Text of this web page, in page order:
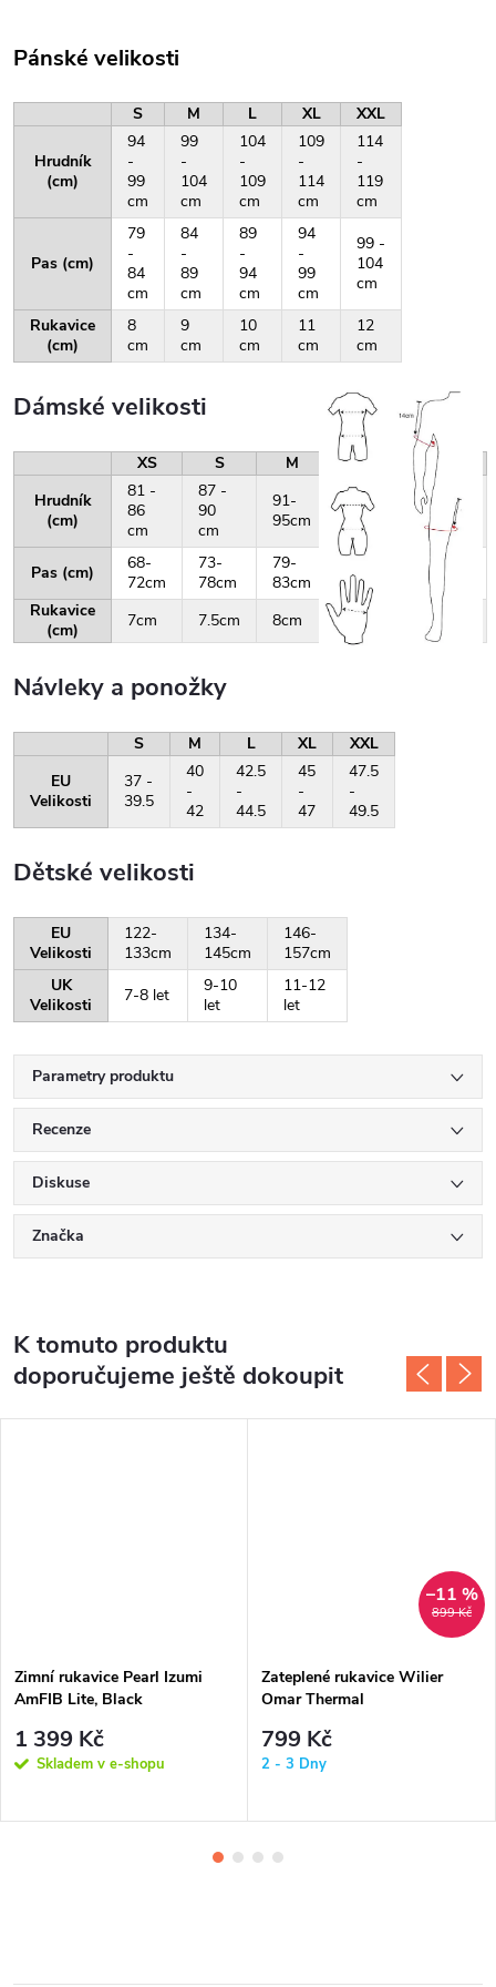
Pánské velikosti
S M L XL XXL
Hrudník
(cm)
94
-
99
cm
99
-
104
cm
104
-
109
cm
109
-
114
cm
114
-
119
cm
Pas (cm)
79
-
84
cm
84
-
89
cm
89
-
94
cm
94
-
99
cm
99 -
104
cm
Rukavice
(cm)
8
cm
9
cm
10
cm
11
cm
12
cm
Dámské velikosti
XS S M L
XL
Hrudník
(cm)
81 -
86
cm
87 -
90
cm
91-
95cm
96-
100cm
101-
105cm
Pas (cm)
68-
72cm
73-
78cm
79-
83cm
84-
87cm
88-
92cm
Rukavice
(cm)
7cm 7.5cm 8cm 8.5cm 9cm
Návleky a ponožky
S M L XL
XXL
EU
Velikosti
37 -
39.5
40
-
42
42.5
-
44.5
45
-
47
47.5
-
49.5
Dětské velikosti
EU
Velikosti
122-
133cm
134-
145cm
146-
157cm
UK
Velikosti
7-8 let
9-10
let
11-12
let
Parametry produktu
Recenze
Diskuse
Značka
K tomuto produktu
doporučujeme ještě dokoupit
Zimní rukavice Pearl Izumi
AmFIB Lite, Black
1 399 Kč
Skladem v e-shopu
899 Kč
–11 %
Zateplené rukavice Wilier
Omar Thermal
799 Kč
2 - 3 Dny